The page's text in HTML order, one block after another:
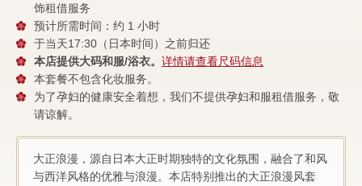
饰租借服务
预计所需时间：约 1 小时
于当天17:30（日本时间）之前归还
本店提供大码和服/浴衣。 详情请查看尺码信息
本套餐不包含化妆服务。
为了孕妇的健康安全着想，我们不提供孕妇和服租借服务，敬
请谅解。
大正浪漫，源自日本大正时期独特的文化氛围，融合了和风
与西洋风格的优雅与浪漫。本店特别推出的大正浪漫风套